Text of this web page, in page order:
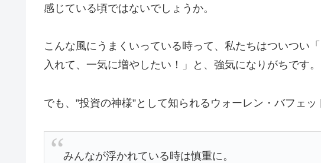
感じている頃ではないでしょうか。
こんな風にうまくいっている時って、私たちはついつい
入れて、一気に増やしたい！」と、強気になりがちです。
でも、”投資の神様”として知られるウォーレン・バフェ
みんなが浮かれている時は慎重に。